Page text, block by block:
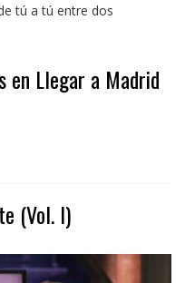
tú a tú entre dos
en Llegar a Madrid
(Vol. I)